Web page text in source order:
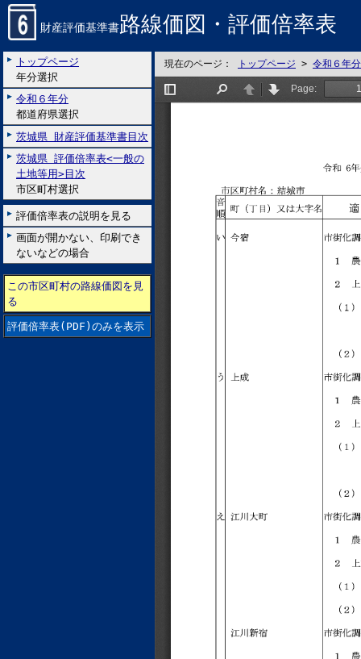
財産評価基準書路線価図・評価倍率表
トップページ
年分選択
令和６年分
都道府県選択
茨城県 財産評価基準書目次
茨城県 評価倍率表<一般の
土地等用>目次
市区町村選択
評価倍率表の説明を見る
画面が開かない、印刷でき
ないなどの場合
この市区町村の路線価図を見
る
評価倍率表(PDF)のみを表示
現在のページ： トップページ > 令和６年分